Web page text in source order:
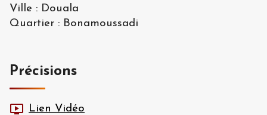
Ville : Douala
Quartier : Bonamoussadi
Précisions
Lien Vidéo